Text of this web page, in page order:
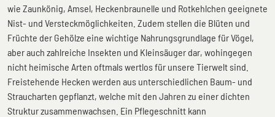
wie Zaunkönig, Amsel, Heckenbraunelle und Rotkehlchen geeignete
Nist- und Versteckmöglichkeiten. Zudem stellen die Blüten und
Früchte der Gehölze eine wichtige Nahrungsgrundlage für Vögel,
aber auch zahlreiche Insekten und Kleinsäuger dar, wohingegen
nicht heimische Arten oftmals wertlos für unsere Tierwelt sind.
Freistehende Hecken werden aus unterschiedlichen Baum- und
Straucharten gepflanzt, welche mit den Jahren zu einer dichten
Struktur zusammenwachsen. Ein Pflegeschnitt kann